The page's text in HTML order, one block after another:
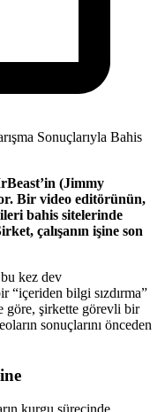
(Jimmy
Bir video editörünün,
bahis sitelerinde
çalışanın işine son
kez dev
“içeriden bilgi sızdırma”
göre, şirkette görevli bir
sonuçlarını önceden